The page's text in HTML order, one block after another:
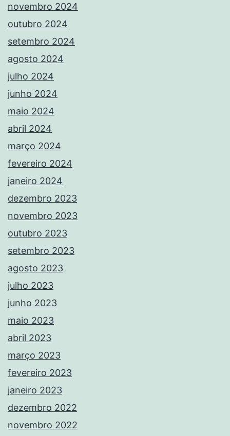
novembro 2024
outubro 2024
setembro 2024
agosto 2024
julho 2024
junho 2024
maio 2024
abril 2024
março 2024
fevereiro 2024
janeiro 2024
dezembro 2023
novembro 2023
outubro 2023
setembro 2023
agosto 2023
julho 2023
junho 2023
maio 2023
abril 2023
março 2023
fevereiro 2023
janeiro 2023
dezembro 2022
novembro 2022